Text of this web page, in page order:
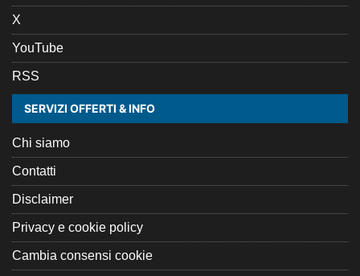
X
YouTube
RSS
SERVIZI OFFERTI & INFO
Chi siamo
Contatti
Disclaimer
Privacy e cookie policy
Cambia consensi cookie